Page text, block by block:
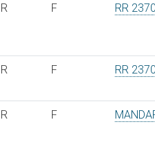
R F RR
R F RR
R F